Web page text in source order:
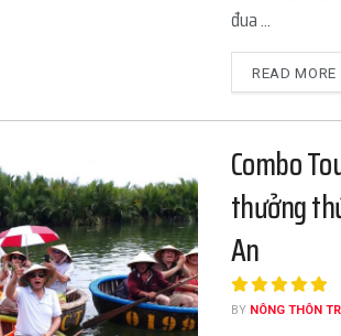
đua ...
READ MORE
Combo
thưởng
An
BY NÔNG THÔN